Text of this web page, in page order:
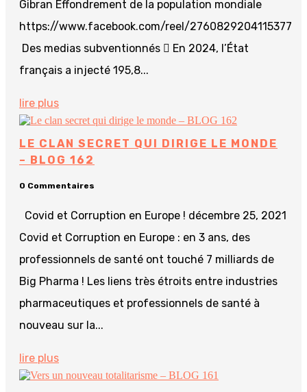
Gibran Effondrement de la population mondiale
https://www.facebook.com/reel/2760829204115377
Des medias subventionnés  En 2024, l’État
français a injecté 195,8...
lire plus
LE CLAN SECRET QUI DIRIGE LE MONDE
– BLOG 162
0 Commentaires
Covid et Corruption en Europe ! décembre 25, 2021
Covid et Corruption en Europe : en 3 ans, des
professionnels de santé ont touché 7 milliards de
Big Pharma ! Les liens très étroits entre industries
pharmaceutiques et professionnels de santé à
nouveau sur la...
lire plus